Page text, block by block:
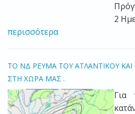
2
περισσότερα
ΤΟ ΝΔ ΡΕΥΜΑ ΤΟΥ ΑΤΛΑΝΤΙΚΟΥ ΚΑΙ
ΣΤΗ ΧΩΡΑ ΜΑΣ .
Για